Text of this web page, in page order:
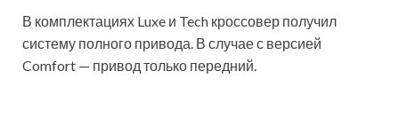
В комплектациях Luxe и Tech кроссовер получил
систему полного привода. В случае с версией
Comfort — привод только передний.